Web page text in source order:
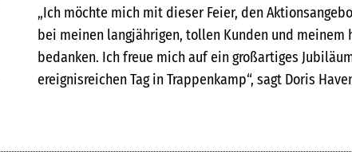
„Ich möchte mich mit dieser Feier, den
bei meinen langjährigen, tollen Kunden und meinem
bedanken. Ich freue mich auf ein großartiges
ereignisreichen Tag in Trappenkamp“, sagt Doris